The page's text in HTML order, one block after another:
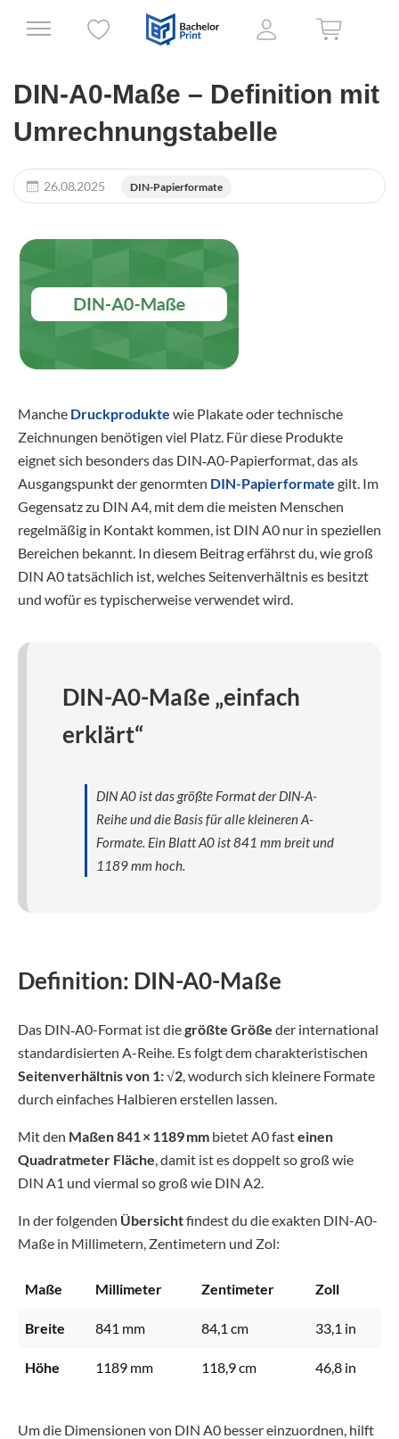
DIN-A0-Maße – Definition mit
Umrechnungstabelle
26.08.2025 DIN-Papierformate
Manche Druckprodukte wie Plakate oder technische
Zeichnungen benötigen viel Platz. Für diese Produkte
eignet sich besonders das DIN‑A0-Papierformat, das als
Ausgangspunkt der genormten DIN-Papierformate gilt. Im
Gegensatz zu DIN A4, mit dem die meisten Menschen
regelmäßig in Kontakt kommen, ist DIN A0 nur in speziellen
Bereichen bekannt. In diesem Beitrag erfährst du, wie groß
DIN A0 tatsächlich ist, welches Seitenverhältnis es besitzt
und wofür es typischerweise verwendet wird.
DIN-A0-Maße „einfach
erklärt“
DIN A0 ist das größte Format der DIN-A-
Reihe und die Basis für alle kleineren A-
Formate. Ein Blatt A0 ist 841 mm breit und
1189 mm hoch.
Definition: DIN-A0-Maße
Das DIN‑A0-Format ist diegrößte Größe der international
standardisierten A-Reihe. Es folgt dem charakteristischen
Seitenverhältnisvon 1: √2, wodurch sich kleinere Formate
durch einfaches Halbieren erstellen lassen.
Mit den Maßen 841 × 1189 mm bietet A0 fasteinen
Quadratmeter Fläche, damit ist es doppelt so groß wie
DIN A1 und viermal so groß wie DIN A2.
In der folgenden Übersichtfindest du die exakten DIN-A0-
Maße in Millimetern, Zentimetern und Zol:
Maße Millimeter Zentimeter Zoll
Breite 841 mm 84,1 cm 33,1 in
Höhe 1189 mm 118,9 cm 46,8 in
Um die Dimensionen von DIN A0 besser einzuordnen, hilft